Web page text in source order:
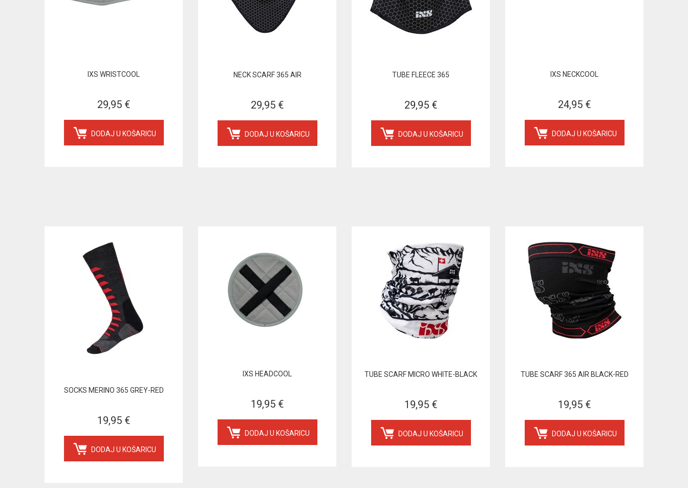
IXS WRISTCOOL
29,95 €
DODAJ U KOŠARICU
NECK SCARF 365 AIR
29,95 €
DODAJ U KOŠARICU
TUBE FLEECE 365
29,95 €
DODAJ U KOŠARICU
IXS NECKCOOL
24,95 €
DODAJ U KOŠARICU
SOCKS MERINO 365 GREY-RED
19,95 €
DODAJ U KOŠARICU
IXS HEADCOOL
19,95 €
DODAJ U KOŠARICU
TUBE SCARF MICRO WHITE-BLACK
19,95 €
DODAJ U KOŠARICU
TUBE SCARF 365 AIR BLACK-RED
19,95 €
DODAJ U KOŠARICU